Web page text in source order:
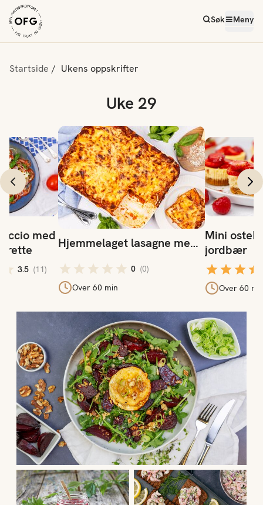
Søk Meny
Startside Ukens oppskrifter
Uke 29
med syrlig vinaigrette
med
3.5 (11)
Hjemmelaget lasagne med ostesaus
Hjemmelaget lasagne med
0 (0)
Over 60 min
Mini
Mini
jordbær
Over 60
Ukens oppskrifter